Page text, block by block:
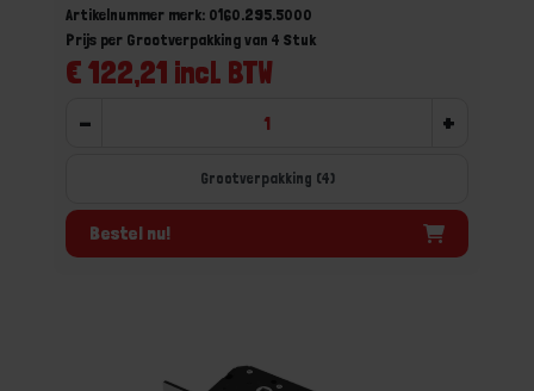
Artikelnummer merk: 0160.295.5000
€ 122,21 incl. BTW
Prijs per Grootverpakking van 4 Stuk
- +
Grootverpakking (4)
Bestel nu!